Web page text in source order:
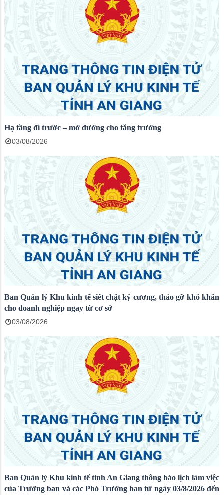
Hạ tầng đi trước – mở đường cho tăng trưởng
03/08/2026
Ban Quản lý Khu kinh tế siết chặt kỷ cương, tháo gỡ khó khăn
cho doanh nghiệp ngay từ cơ sở
03/08/2026
Ban Quản lý Khu kinh tế tỉnh An Giang thông báo lịch làm việc
của Trưởng ban và các Phó Trưởng ban từ ngày 03/8/2026 đến